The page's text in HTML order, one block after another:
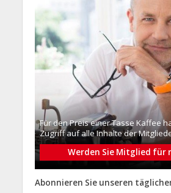
Für den Preis einer Tasse Kaffee
Zugriff auf alle Inhalte der
Werden Sie Mitglied für
Abonnieren Sie unseren